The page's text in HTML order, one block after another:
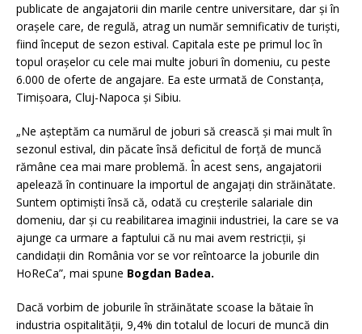
publicate de angajatorii din marile centre universitare, dar și în
orașele care, de regulă, atrag un număr semnificativ de turiști,
fiind început de sezon estival. Capitala este pe primul loc în
topul orașelor cu cele mai multe joburi în domeniu, cu peste
6.000 de oferte de angajare. Ea este urmată de Constanța,
Timișoara, Cluj-Napoca și Sibiu.
„Ne așteptăm ca numărul de joburi să crească și mai mult în
sezonul estival, din păcate însă deficitul de forță de muncă
rămâne cea mai mare problemă. În acest sens, angajatorii
apelează în continuare la importul de angajați din străinătate.
Suntem optimiști însă că, odată cu creșterile salariale din
domeniu, dar și cu reabilitarea imaginii industriei, la care se va
ajunge ca urmare a faptului că nu mai avem restricții, și
candidații din România vor se vor reîntoarce la joburile din
HoReCa”, mai spune Bogdan Badea.
Dacă vorbim de joburile în străinătate scoase la bătaie în
industria ospitalității, 9,4% din totalul de locuri de muncă din